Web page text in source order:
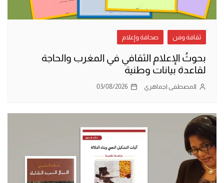
ثقافة وفن صحافة وإعلام
بحوثُ الإعلام الثقافي في المغرب والحاجة
لقاعدة بيانات وطنية
المصطفى اجماهري 03/08/2026